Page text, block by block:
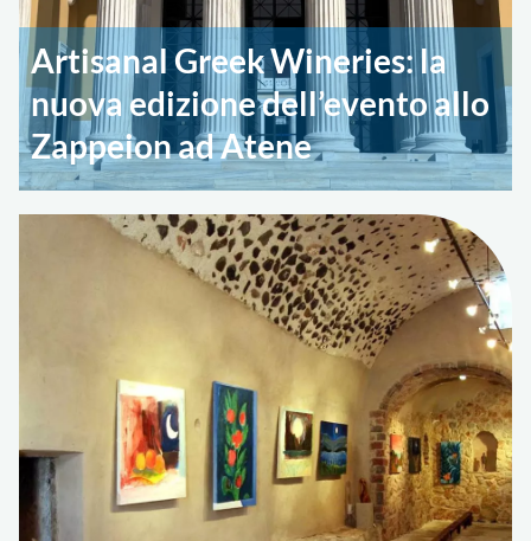
Artisanal Greek Wineries: la
nuova edizione dell’evento allo
Zappeion ad Atene